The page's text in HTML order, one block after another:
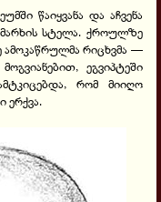
წაიყვანა და აჩვენა
სტელა. ქროულზე
რიცხვმა —
ეგვიპტეში
რომ მიიღო
ერქვა.